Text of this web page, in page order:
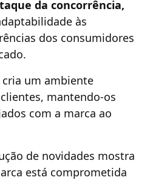
da concorrência,
às
dos consumidores
um ambiente
mantendo-os
com a marca ao
de novidades mostra
está comprometida